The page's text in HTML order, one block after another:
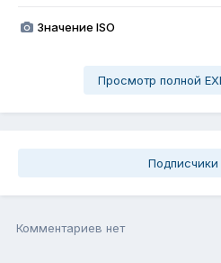
Значение ISO
Просмотр полной
Подписчики
Комментариев нет